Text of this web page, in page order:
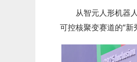
从智元人形机器
可控核聚变赛道的“